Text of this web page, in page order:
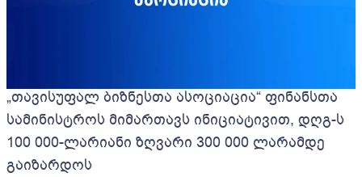
„თავისუფალ ბიზნესთა ასოციაცია“ ფინანსთა
სამინისტროს მიმართავს ინიციატივით, დღგ-ს
100 000-ლარიანი ზღვარი 300 000 ლარამდე
გაიზარდოს